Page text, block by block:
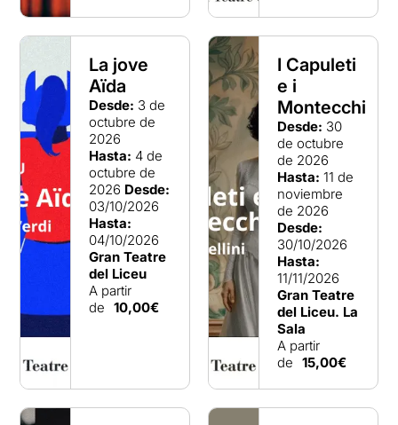
La jove
Aïda
Desde: 3 de
octubre de
2026
Hasta: 4 de
octubre de
2026 Desde:
03/10/2026
Hasta:
04/10/2026
Gran Teatre
del Liceu
A partir
de 10,00€
I Capuleti
e i
Montecchi
Desde: 30
de octubre
de 2026
Hasta: 11 de
noviembre
de 2026
Desde:
30/10/2026
Hasta:
11/11/2026
Gran Teatre
del Liceu. La
Sala
A partir
de 15,00€